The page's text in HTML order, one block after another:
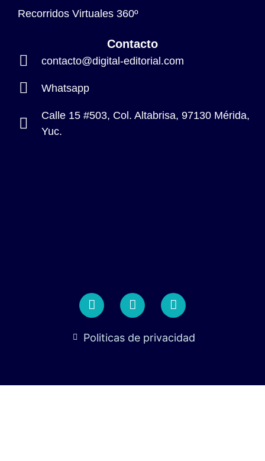
Recorridos Virtuales 360º
Contacto
contacto@digital-editorial.com
Whatsapp
Calle 15 #503, Col. Altabrisa, 97130 Mérida,
Yuc.
Politicas de privacidad